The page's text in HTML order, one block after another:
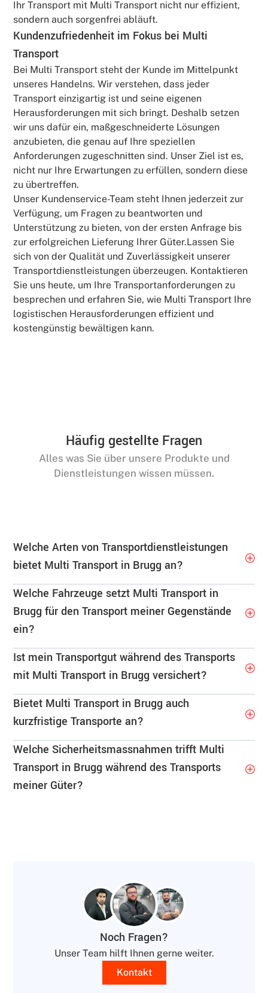
Ihr Transport mit Multi Transport nicht nur effizient,
sondern auch sorgenfrei abläuft.
Kundenzufriedenheit im Fokus bei Multi
Transport
Bei Multi Transport steht der Kunde im Mittelpunkt
unseres Handelns. Wir verstehen, dass jeder
Transport einzigartig ist und seine eigenen
Herausforderungen mit sich bringt. Deshalb setzen
wir uns dafür ein, maßgeschneiderte Lösungen
anzubieten, die genau auf Ihre speziellen
Anforderungen zugeschnitten sind. Unser Ziel ist es,
nicht nur Ihre Erwartungen zu erfüllen, sondern diese
zu übertreffen.
Unser Kundenservice-Team steht Ihnen jederzeit zur
Verfügung, um Fragen zu beantworten und
Unterstützung zu bieten, von der ersten Anfrage bis
zur erfolgreichen Lieferung Ihrer Güter.Lassen Sie
sich von der Qualität und Zuverlässigkeit unserer
Transportdienstleistungen überzeugen. Kontaktieren
Sie uns heute, um Ihre Transportanforderungen zu
besprechen und erfahren Sie, wie Multi Transport Ihre
logistischen Herausforderungen effizient und
kostengünstig bewältigen kann.
Häufig gestellte Fragen
Alles was Sie über unsere Produkte und
Dienstleistungen wissen müssen.
Welche Arten von Transportdienstleistungen
bietet Multi Transport in Brugg an?
Welche Fahrzeuge setzt Multi Transport in
Brugg für den Transport meiner Gegenstände
ein?
Ist mein Transportgut während des Transports
mit Multi Transport in Brugg versichert?
Bietet Multi Transport in Brugg auch
kurzfristige Transporte an?
Welche Sicherheitsmassnahmen trifft Multi
Transport in Brugg während des Transports
meiner Güter?
Noch Fragen?
Unser Team hilft Ihnen gerne weiter.
Kontakt